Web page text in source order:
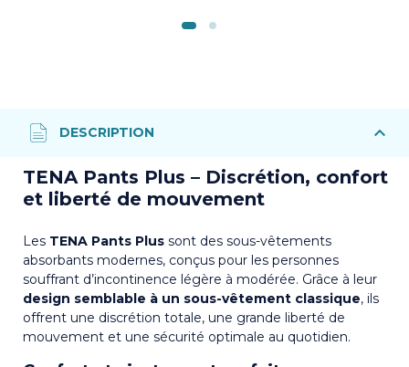
TENA Pants Plus – Discrétion, confort
et liberté de mouvement
Les TENA Pants Plus sont des sous-vêtements
absorbants modernes, conçus pour les personnes
souffrant d’incontinence légère à modérée. Grâce à leur
design semblable à un sous-vêtement classique, ils
offrent une discrétion totale, une grande liberté de
mouvement et une sécurité optimale au quotidien.